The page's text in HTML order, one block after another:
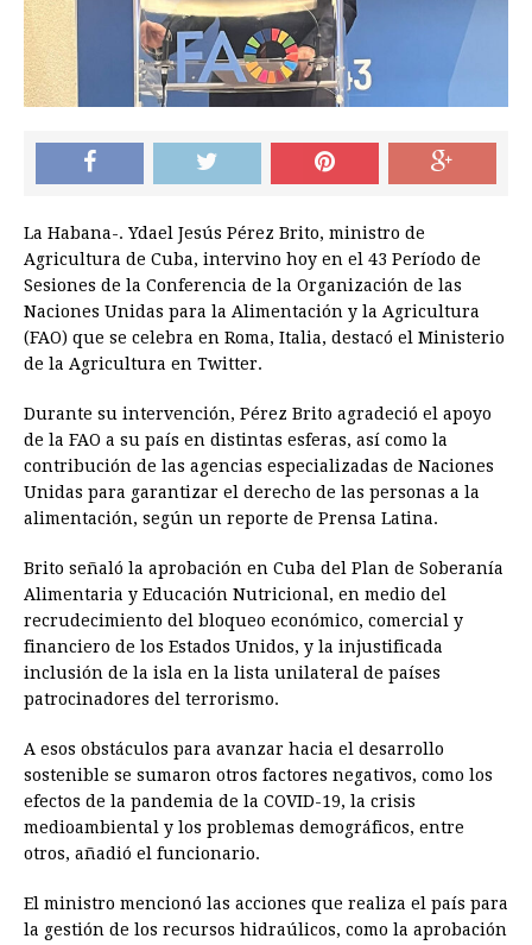
La Habana-. Ydael Jesús Pérez Brito, ministro de
Agricultura de Cuba, intervino hoy en el 43 Período de
Sesiones de la Conferencia de la Organización de las
Naciones Unidas para la Alimentación y la Agricultura
(FAO) que se celebra en Roma, Italia, destacó el Ministerio
de la Agricultura en Twitter.
Durante su intervención, Pérez Brito agradeció el apoyo
de la FAO a su país en distintas esferas, así como la
contribución de las agencias especializadas de Naciones
Unidas para garantizar el derecho de las personas a la
alimentación, según un reporte de Prensa Latina.
Brito señaló la aprobación en Cuba del Plan de Soberanía
Alimentaria y Educación Nutricional, en medio del
recrudecimiento del bloqueo económico, comercial y
financiero de los Estados Unidos, y la injustificada
inclusión de la isla en la lista unilateral de países
patrocinadores del terrorismo.
A esos obstáculos para avanzar hacia el desarrollo
sostenible se sumaron otros factores negativos, como los
efectos de la pandemia de la COVID-19, la crisis
medioambiental y los problemas demográficos, entre
otros, añadió el funcionario.
El ministro mencionó las acciones que realiza el país para
la gestión de los recursos hidraúlicos, como la aprobación